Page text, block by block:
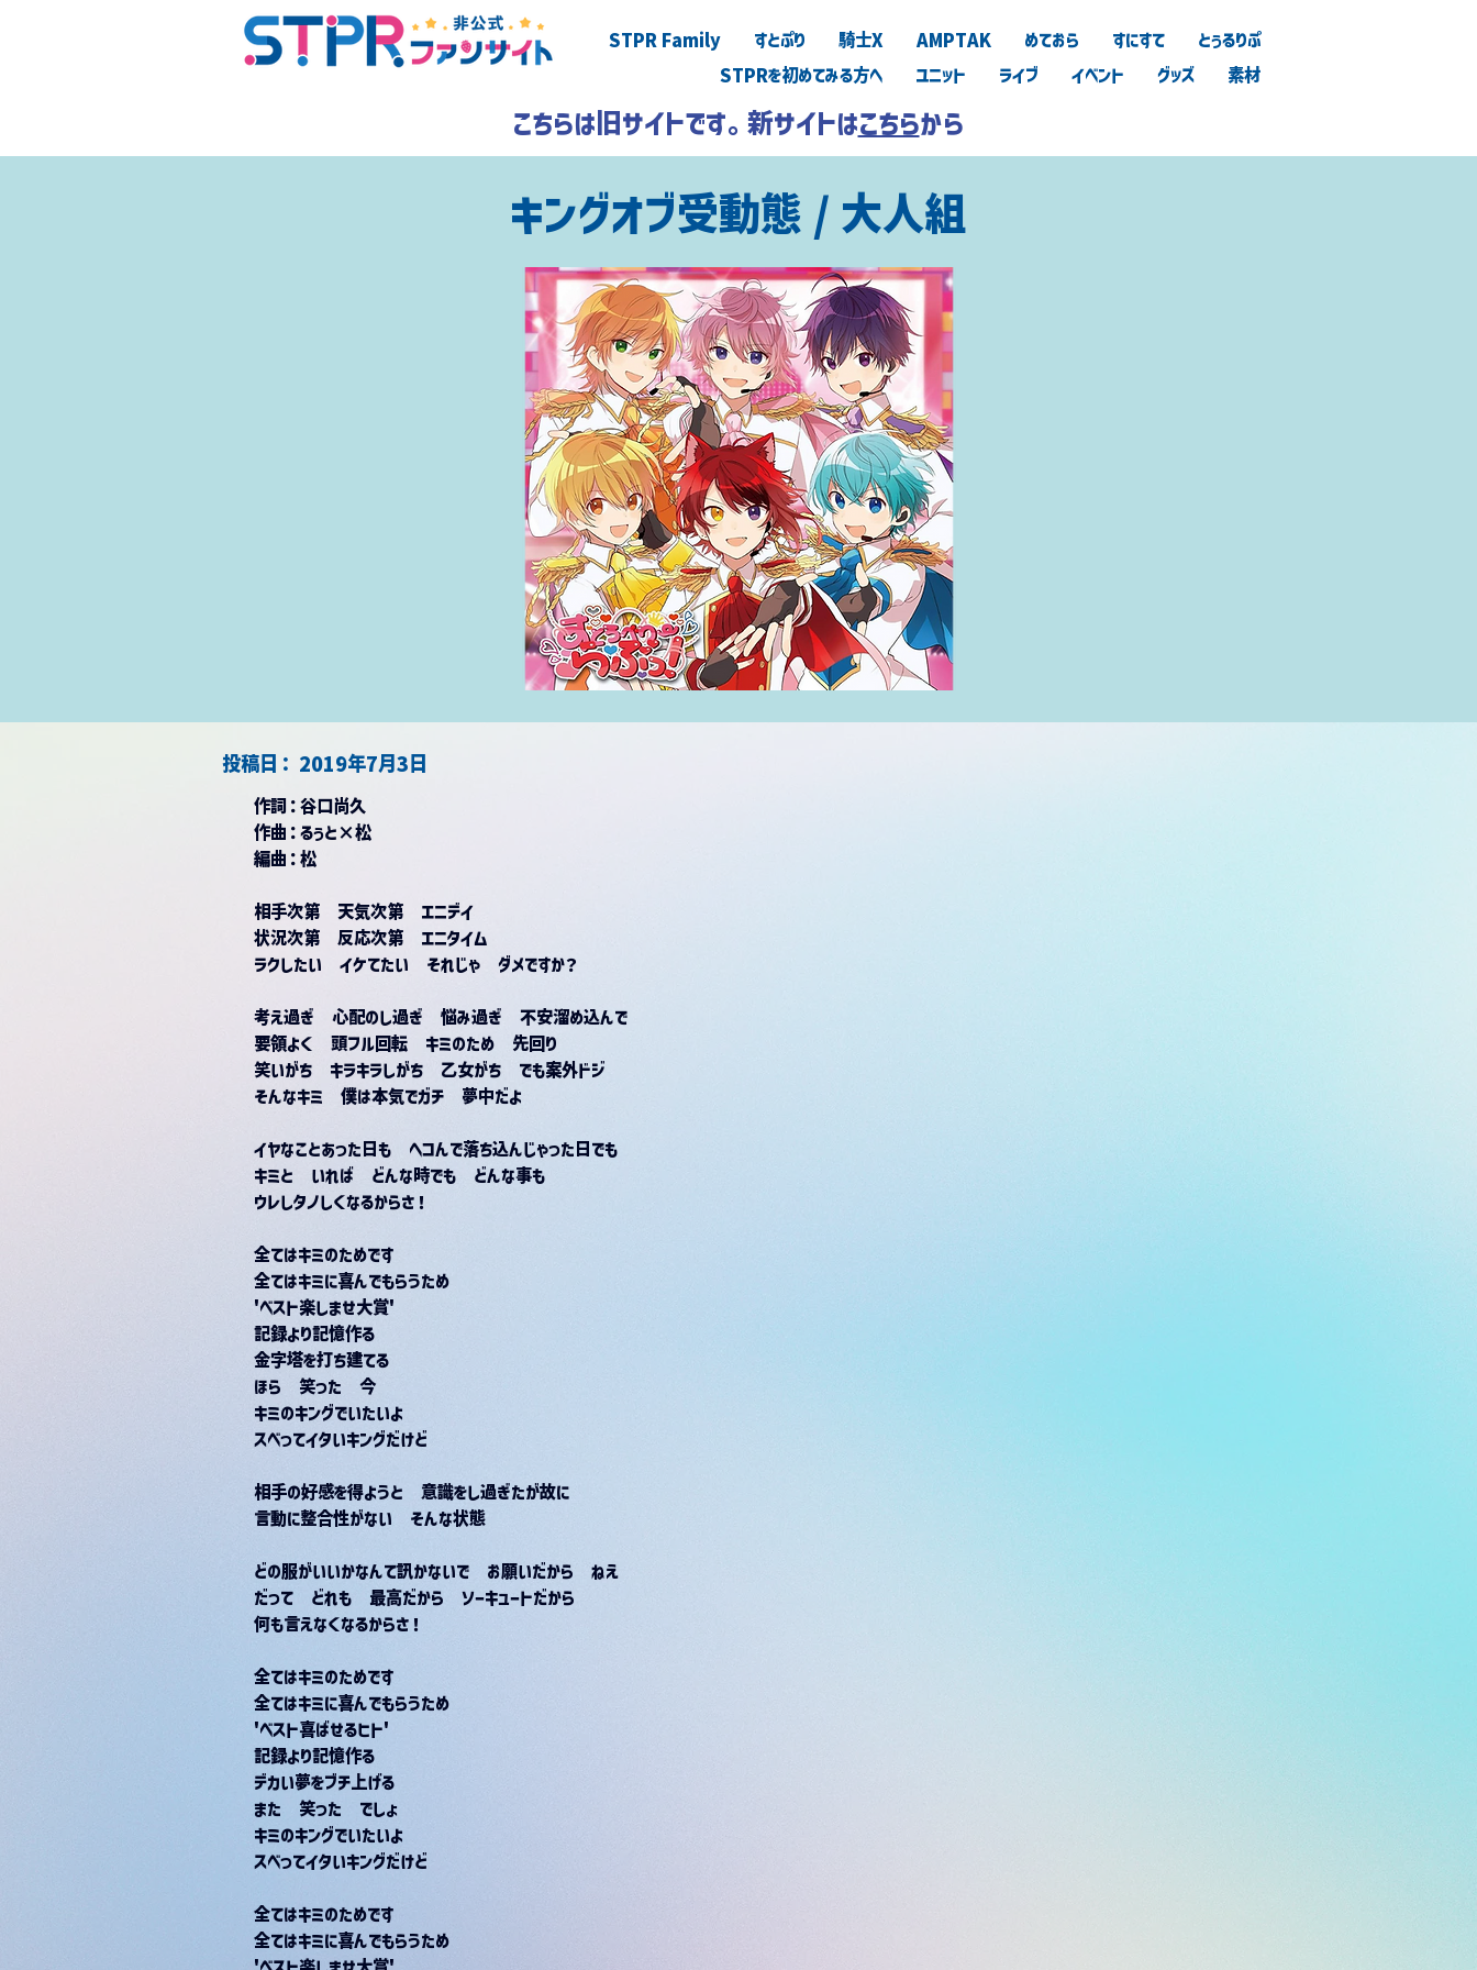
STPR Family すとぷり 騎士X AMPTAK めておら すにすて
とぅるりぷ
STPRを初めてみる方へ
ユニット ライブ イベント グッズ 素材
こちらは旧サイトです。新サイトはこちらから
キングオブ受動態 / 大人組
2019年7月3日
​投稿日：
作詞：谷口尚久
作曲：るぅと×松
編曲：松
相手次第　天気次第　エニデイ
状況次第　反応次第　エニタイム
ラクしたい　イケてたい　それじゃ　ダメですか？
考え過ぎ　心配のし過ぎ　悩み過ぎ　不安溜め込んで
要領よく　頭フル回転　キミのため　先回り
笑いがち　キラキラしがち　乙女がち　でも案外ドジ
そんなキミ　僕は本気でガチ　夢中だよ
イヤなことあった日も　ヘコんで落ち込んじゃった日でも
キミと　いれば　どんな時でも　どんな事も
ウレしタノしくなるからさ！
全てはキミのためです
全てはキミに喜んでもらうため
'ベスト楽しませ大賞'
記録より記憶作る
金字塔を打ち建てる
ほら　笑った　今
キミのキングでいたいよ
スベってイタいキングだけど
相手の好感を得ようと　意識をし過ぎたが故に
言動に整合性がない　そんな状態
どの服がいいかなんて訊かないで　お願いだから　ねえ
だって　どれも　最高だから　ソーキュートだから
何も言えなくなるからさ！
全てはキミのためです
全てはキミに喜んでもらうため
'ベスト喜ばせるヒト'
記録より記憶作る
デカい夢をブチ上げる
また　笑った　でしょ
キミのキングでいたいよ
スベってイタいキングだけど
全てはキミのためです
全てはキミに喜んでもらうため